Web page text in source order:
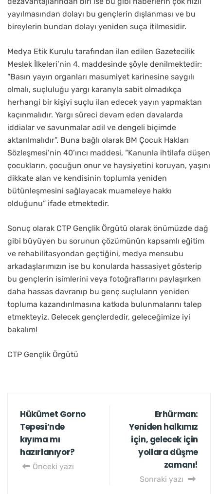
yayılmasından dolayı bu gençlerin dışlanması ve bu
bireylerin bundan dolayı yeniden suça itilmesidir.
Medya Etik Kurulu tarafından ilan edilen Gazetecilik
Meslek İlkeleri’nin 4. maddesinde şöyle denilmektedir:
“Basın yayın organları masumiyet karinesine saygılı
olmalı, suçluluğu yargı kararıyla sabit olmadıkça
herhangi bir kişiyi suçlu ilan edecek yayın yapmaktan
kaçınmalıdır. Yargı süreci devam eden davalarda
iddialar ve savunmalar adil ve dengeli biçimde
aktarılmalıdır”. Buna bağlı olarak BM Çocuk Hakları
Sözleşmesi’nin 40’ıncı maddesi, “Kanunla ihtilafa düşen
çocukların, çocuğun onur ve haysiyetini koruyan, yaşını
dikkate alan ve kendisinin toplumla yeniden
bütünleşmesini sağlayacak muameleye hakkı
olduğunu” ifade etmektedir.
Sonuç olarak CTP Gençlik Örgütü olarak önümüzde dağ
gibi büyüyen bu sorunun çözümünün kapsamlı eğitim
ve rehabilitasyondan geçtiğini, medya mensubu
arkadaşlarımızın ise bu konularda hassasiyet gösterip
bu gençlerin isimlerini veya fotoğraflarını paylaşırken
daha hassas davranıp bu genç suçluların yeniden
topluma kazandırılmasına katkıda bulunmalarını talep
etmekteyiz. Gelecek gençlerdedir, geleceğimize iyi
bakalım!
CTP Gençlik Örgütü
Hükümet Gorno
Tepesi’nde
kıyıma mı
hazırlanıyor?
Önceki yazı
Erhürman:
Yeniden halkımız
için, gelecek için
yollara düşme
zamanı!
Sonraki yazı